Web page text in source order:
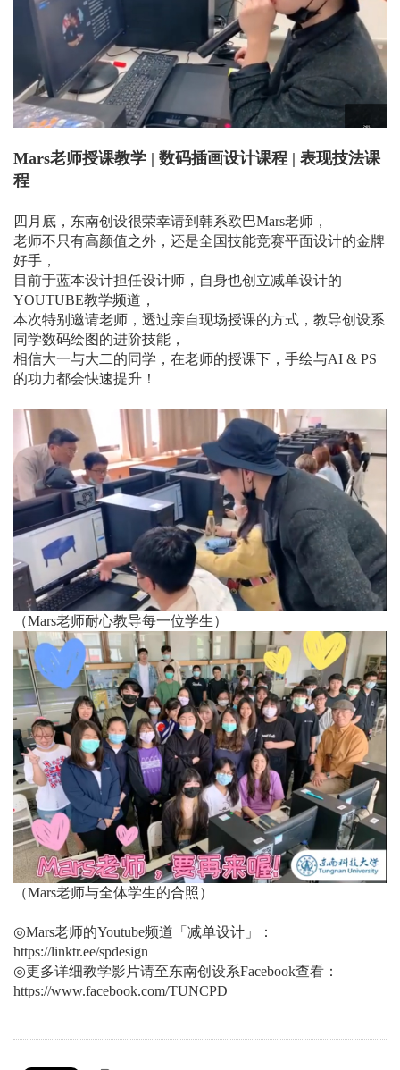
Mars老师授课教学 | 数码插画设计课程 | 表现技法课
程
四月底，东南创设很荣幸请到韩系欧巴Mars老师，
老师不只有高颜值之外，还是全国技能竞赛平面设计的金牌
好手，
目前于蓝本设计担任设计师，自身也创立减单设计的
YOUTUBE教学频道，
本次特别邀请老师，透过亲自现场授课的方式，教导创设系
同学数码绘图的进阶技能，
相信大一与大二的同学，在老师的授课下，手绘与AI & PS
的功力都会快速提升！
（Mars老师耐心教导每一位学生）
（Mars老师与全体学生的合照）
◎Mars老师的Youtube频道「减单设计」：
https://linktr.ee/spdesign
◎更多详细教学影片请至东南创设系Facebook查看：
https://www.facebook.com/TUNCPD